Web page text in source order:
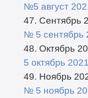
№5 август
47. Сентябрь
№ 5 сентябрь
48. Октябрь
5 октябрь
49. Ноябрь
№ 5 ноябрь